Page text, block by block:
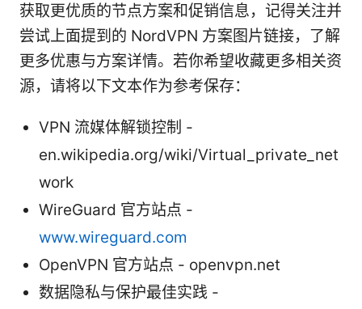
获取更优质的节点方案和促销信息，记得关注并
尝试上面提到的 NordVPN 方案图片链接，了解
更多优惠与方案详情。若你希望收藏更多相关资
源，请将以下文本作为参考保存：
VPN 流媒体解锁控制 -
en.wikipedia.org/wiki/Virtual_private_net
work
WireGuard 官方站点 -
www.wireguard.com
OpenVPN 官方站点 - openvpn.net
数据隐私与保护最佳实践 -